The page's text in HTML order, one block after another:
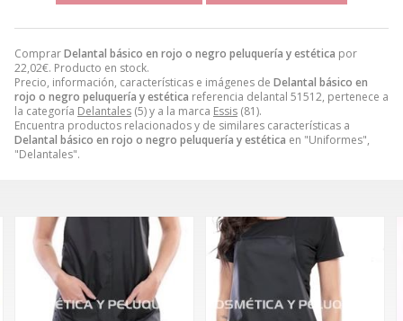
ComprarDelantal básico en rojo o negro peluquería y estética por
22,02€. Producto en stock.
Precio, información, características e imágenes de Delantal básico en
rojo o negro peluquería y estética referencia delantal 51512, pertenece a
la categoría Delantales (5) y a la marca Essis (81).
Encuentra productos relacionados y de similares características a
Delantal básico en rojo o negro peluquería y estética en "Uniformes",
"Delantales".